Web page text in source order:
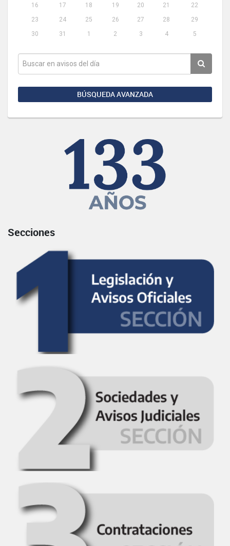
16
17 18 19 20 21
22
23
24 25 26 27 28
29
30
31 1 2 3 4 5
BÚSQUEDA AVANZADA
Secciones